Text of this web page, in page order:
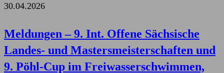
30.04.2026
Meldungen – 9. Int. Offene Sächsische
Landes- und Mastersmeisterschaften und
9. Pöhl-Cup im Freiwasserschwimmen,